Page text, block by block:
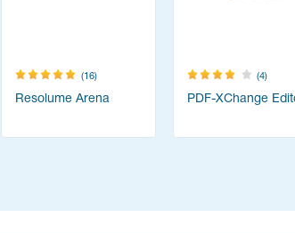
(16)
Resolume Arena
(4)
PDF-XChange